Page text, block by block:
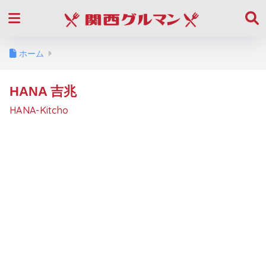
ホーム
HANA 吉兆
HANA-Kitcho